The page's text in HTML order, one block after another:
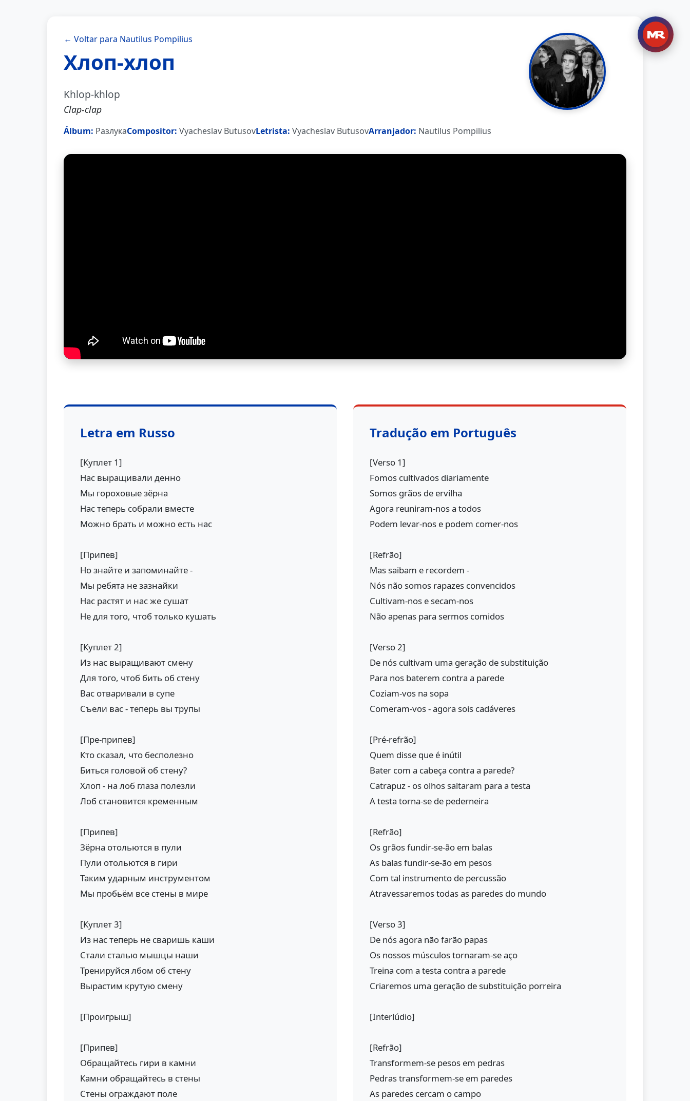
← Voltar para Nautilus Pompilius
Хлоп-хлоп
Khlop-khlop
Clap-clap
Álbum: РазлукаCompositor: Vyacheslav ButusovLetrista: Vyacheslav ButusovArranjador: Nautilus Pompilius
Letra em Russo
[Куплет 1]
Нас выращивали денно
Мы гороховые зёрна
Нас теперь собрали вместе
Можно брать и можно есть нас
[Припев]
Но знайте и запоминайте -
Мы ребята не зазнайки
Нас растят и нас же сушат
Не для того, чтоб только кушать
[Куплет 2]
Из нас выращивают смену
Для того, чтоб бить об стену
Вас отваривали в супе
Съели вас - теперь вы трупы
[Пре-припев]
Кто сказал, что бесполезно
Биться головой об стену?
Хлоп - на лоб глаза полезли
Лоб становится кременным
[Припев]
Зёрна отольются в пули
Пули отольются в гири
Таким ударным инструментом
Мы пробьём все стены в мире
[Куплет 3]
Из нас теперь не сваришь каши
Стали сталью мышцы наши
Тренируйся лбом об стену
Вырастим крутую смену
[Проигрыш]
[Припев]
Обращайтесь гири в камни
Камни обращайтесь в стены
Стены ограждают поле
Tradução em Português
[Verso 1]
Fomos cultivados diariamente
Somos grãos de ervilha
Agora reuniram-nos a todos
Podem levar-nos e podem comer-nos
[Refrão]
Mas saibam e recordem -
Nós não somos rapazes convencidos
Cultivam-nos e secam-nos
Não apenas para sermos comidos
[Verso 2]
De nós cultivam uma geração de substituição
Para nos baterem contra a parede
Coziam-vos na sopa
Comeram-vos - agora sois cadáveres
[Pré-refrão]
Quem disse que é inútil
Bater com a cabeça contra a parede?
Catrapuz - os olhos saltaram para a testa
A testa torna-se de pederneira
[Refrão]
Os grãos fundir-se-ão em balas
As balas fundir-se-ão em pesos
Com tal instrumento de percussão
Atravessaremos todas as paredes do mundo
[Verso 3]
De nós agora não farão papas
Os nossos músculos tornaram-se aço
Treina com a testa contra a parede
Criaremos uma geração de substituição porreira
[Interlúdio]
[Refrão]
Transformem-se pesos em pedras
Pedras transformem-se em paredes
As paredes cercam o campo